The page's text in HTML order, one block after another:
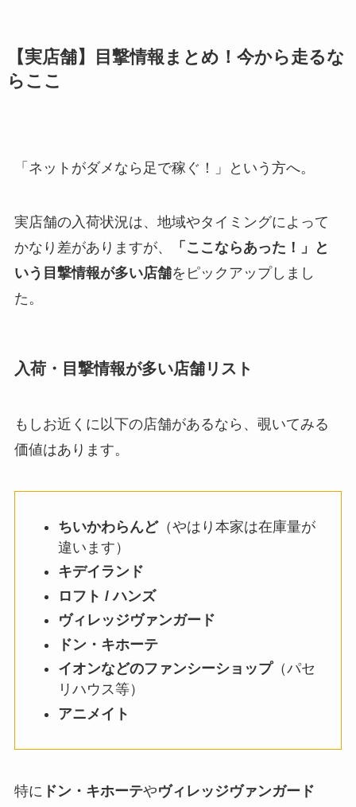
【実店舗】目撃情報まとめ！今から走るな
らここ
「ネットがダメなら足で稼ぐ！」という方へ。
実店舗の入荷状況は、地域やタイミングによって
かなり差がありますが、
「ここならあった！」と
いう目撃情報が多い店舗をピックアップしまし
た。
入荷・目撃情報が多い店舗リスト
もしお近くに以下の店舗があるなら、覗いてみる
価値はあります。
ちいかわらんど（やはり本家は在庫量が
違います）
キデイランド
ロフト / ハンズ
ヴィレッジヴァンガード
ドン・キホーテ
イオンなどのファンシーショップ（パセ
リハウス等）
アニメイト
特に ドン・キホーテやヴィレッジヴァンガード